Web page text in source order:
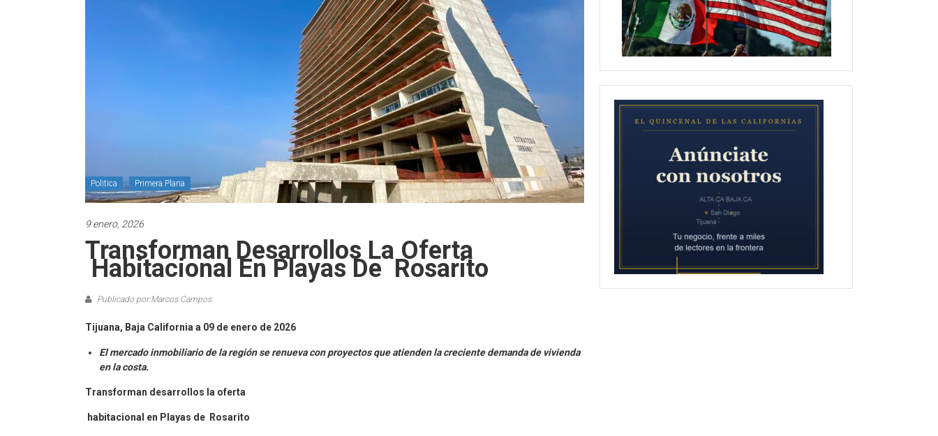
Politica Primera Plana
9 enero, 2026
Transforman Desarrollos La Oferta
Habitacional En Playas De Rosarito
Publicado por:Marcos Campos
Tijuana, Baja California a 09 de enero de 2026
El mercado inmobiliario de la región se renueva con proyectos que atienden la creciente demanda de vivienda
en la costa.
Transforman desarrollos la oferta
habitacional en Playas de Rosarito